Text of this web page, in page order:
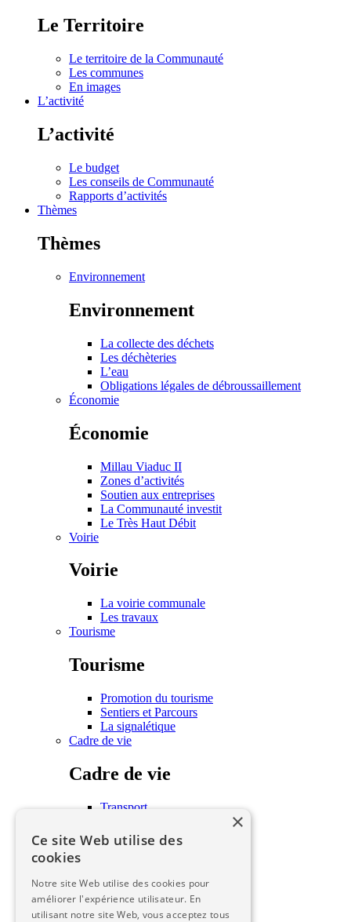
Le Territoire
Le territoire de la Communauté
Les communes
En images
L’activité
L’activité
Le budget
Les conseils de Communauté
Rapports d’activités
Thèmes
Thèmes
Environnement
Environnement
La collecte des déchets
Les déchèteries
L’eau
Obligations légales de débroussaillement
Économie
Économie
Millau Viaduc II
Zones d’activités
Soutien aux entreprises
La Communauté investit
Le Très Haut Débit
Voirie
Voirie
La voirie communale
Les travaux
Tourisme
Tourisme
Promotion du tourisme
Sentiers et Parcours
La signalétique
Cadre de vie
Cadre de vie
Transport
Associations
Écoles
Urbanisme
Urbanisme
×
Ce site Web utilise des
cookies
Notre site Web utilise des cookies pour
améliorer l'expérience utilisateur. En
utilisant notre site Web, vous acceptez tous